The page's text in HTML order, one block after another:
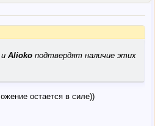
и Alioko подтвердят наличие этих
остается в силе))